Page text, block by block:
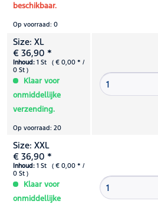
beschikbaar.
Op voorraad: 0
Size: XL
€ 36,90 *
Inhoud: 1 St ( € 0,00 * /
0 St )
Klaar voor
onmiddellijke
verzending.
Op voorraad: 20
Size: XXL
€ 36,90 *
Inhoud: 1 St ( € 0,00 * /
0 St )
Klaar voor
onmiddellijke